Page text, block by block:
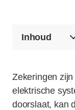
Inhoud
Zekeringen
elektrische
doorslaat, kan